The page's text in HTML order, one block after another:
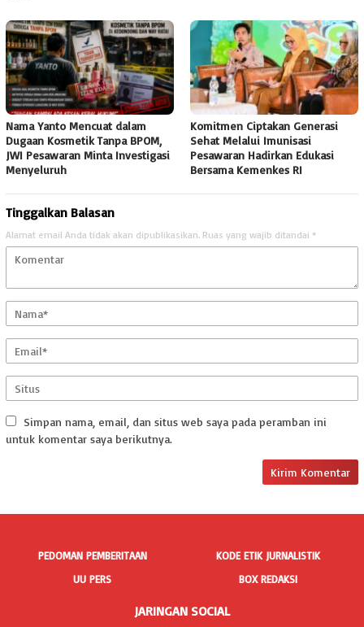
Nama Yanto Mencuat dalam
Dugaan Kosmetik Tanpa BPOM,
JWI Pesawaran Minta Investigasi
Menyeluruh
Komitmen Ciptakan Generasi
Sehat Melalui Imunisasi
Pesawaran Hadirkan Edukasi
Bersama Kemenkes RI
Tinggalkan Balasan
Alamat email Anda tidak akan dipublikasikan. Ruas yang wajib ditandai *
Simpan nama, email, dan situs web saya pada peramban ini
untuk komentar saya berikutnya.
PEDOMAN PEMBERITAAN
KODE ETIK JURNALISTIK
UU PERS
BOX REDAKSI
JARINGAN SOCIAL